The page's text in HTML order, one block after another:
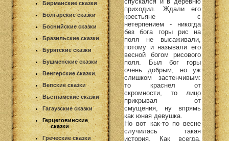
Бирманские сказки
Болгарские сказки
Боснийские сказки
Бразильские сказки
Бурятские сказки
Бушменские сказки
Венгерские сказки
Вепские сказки
Вьетнамские сказки
Гагаузские сказки
Герцеговинские
сказки
Греческие сказки
приходил. Ждали его
крестьяне с
нетерпением - никогда
без бога горы рис на
поля не высаживали,
потому и называли его
весной богом рисового
поля. Был бог горы
очень добрым, но уж
слишком застенчивым:
то краснел от
скромности, то лицо
прикрывал от
смущения, ну впрямь
как юная девушка.
Но вот как-то по весне
случилась такая
история. Как всегда,